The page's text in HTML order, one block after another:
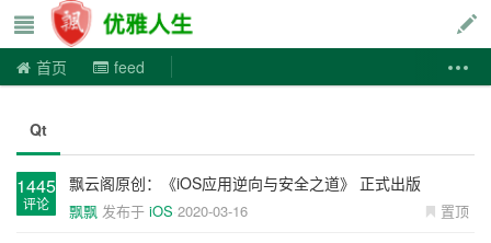
首页 feed
Qt
1445
评论
飘云阁原创：《iOS应用逆向与安全之道》 正式出版
置顶
飘飘 发布于 iOS 2020-03-16